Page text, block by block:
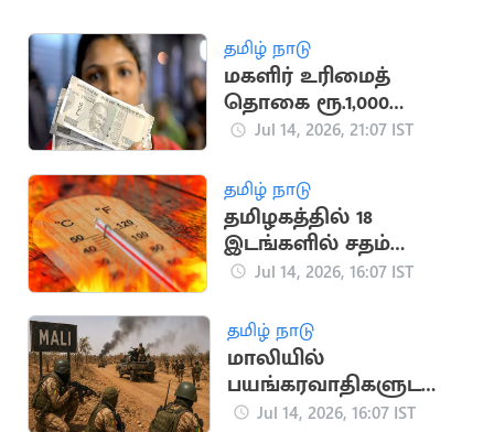
தமிழ் நாடு
மகளிர் உரிமைத்
தொகை ரூ.1,000
வங்கிக் கணக்கில்
Jul 14, 2026, 21:07 IST
தமிழ் நாடு
தமிழகத்தில் 18
இடங்களில் சதம்
அடித்த கோடை
Jul 14, 2026, 16:07 IST
தமிழ் நாடு
மாலியில்
பயங்கரவாதிகளுடனா
ன மோதலில் 30
Jul 14, 2026, 16:07 IST